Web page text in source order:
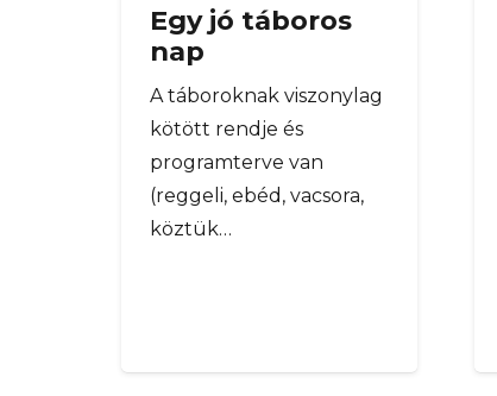
Egy jó táboros
nap
A táboroknak viszonylag
kötött rendje és
programterve van
(reggeli, ebéd, vacsora,
köztük…